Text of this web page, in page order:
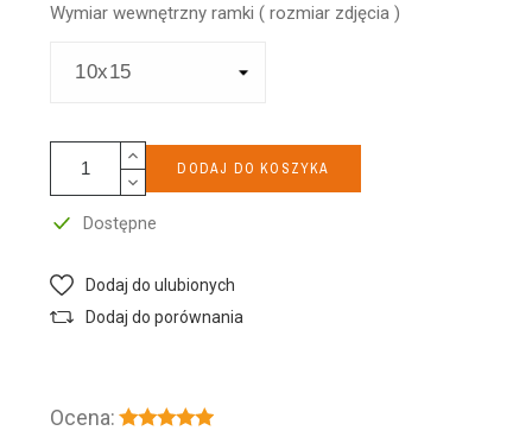
Wymiar wewnętrzny ramki ( rozmiar zdjęcia )
DODAJ DO KOSZYKA
Dostępne
Dodaj do ulubionych
Dodaj do porównania
Ocena: